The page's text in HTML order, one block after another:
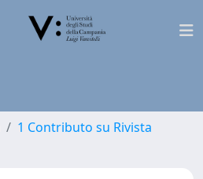
1 Contributo su Rivista